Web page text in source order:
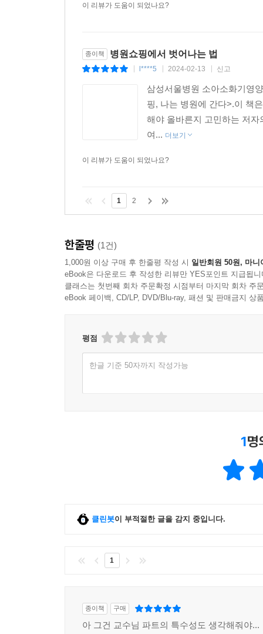
이 리뷰가 도움이 되었나요?
종이책 병원쇼핑에서 벗어나는 법
l****5 2024-02-13 신고
삼성서울병원 소아소화기영
핑, 나는 병원에 간다>.이 책
해야 올바른지 고민하는 저
여... 더보기
이 리뷰가 도움이 되었나요?
1 2
한줄평 (1건)
1,000원 이상 구매 후 한줄평 작성 시 일반회원 50원, 마니
eBook은 다운로드 후 작성한 리뷰만 YES포인트 지급됩니
클래스는 첫번째 회차 주문확정 시점부터 마지막 회차 주
eBook 페이백, CD/LP, DVD/Blu-ray, 패션 및 판매금지 상
평점
한글 기준 50자까지 작성가능
1명
클린봇이 부적절한 글을 감지 중입니다.
1
종이책 구매
아 그건 교수님 파트의 특수성도 생각해줘야...